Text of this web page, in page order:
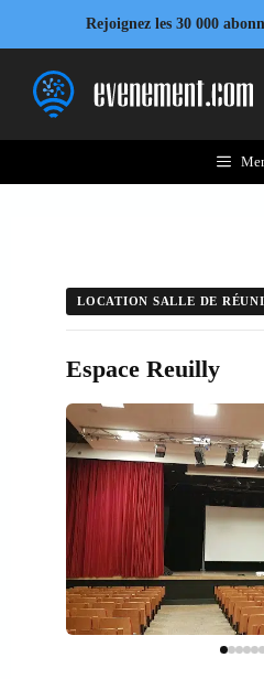
contenu
Rejoignez les 30 000
LOCATION SALLE DE
Espace Reuilly